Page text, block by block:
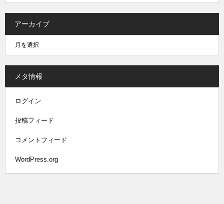
アーカイブ
メタ情報
ログイン
投稿フィード
コメントフィード
WordPress.org